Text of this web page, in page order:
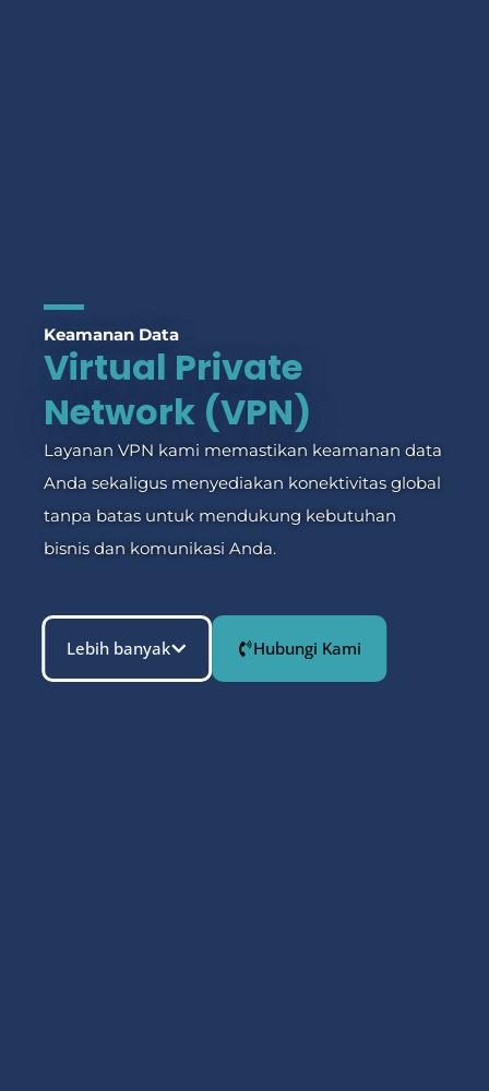
Keamanan Data
Virtual Private
Network (VPN)
Layanan VPN kami memastikan keamanan data
Anda sekaligus menyediakan konektivitas global
tanpa batas untuk mendukung kebutuhan
bisnis dan komunikasi Anda.
Lebih banyak Hubungi Kami